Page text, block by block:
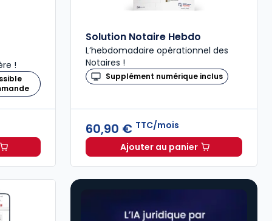
!
Successions libéralités 2026 à 169,00 € TTC
Solution Notaire Hebdo
L’hebdomadaire opérationnel des
Notaires !
Supplément numérique inclus
60,90 € TTC/mois
Ajouter au panierSolution Notaire Hebdo